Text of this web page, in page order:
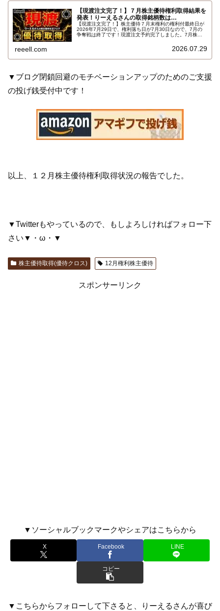
【現渡注文完了！】７月株主優待権利取得結果を
発表！りーえるさんの取得銘柄数は…
【現渡注文完了！】株主優待７月末権利の権利付最終日が
2026年7月29日で、権利落ち日が7月30日なので、7月の
争奪戦は終了です！現渡注文予約完了しました。7月株主
reeell.com 2026.07.29
▼ブログ閉鎖回避のモチベーションアップのためのご支援
の投げ銭受付中です！
以上、１２月株主優待権利取得状況の報告でした。
▼Twitterもやっているので、もしよろしければフォロー下
さい▼・ω・▼
株主優待取得(優待クロス) 12月権利株主優待
スポンサーリンク
▼ソーシャルブックマークやシェアはこちらから
X Facebook LINE
コピー
▼こちらからフォローして下さると、りーえるさんが喜び